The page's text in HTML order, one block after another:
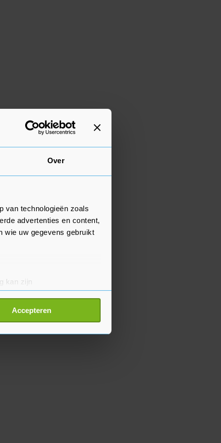
Over
van technologieën zoals
advertenties en content,
wie uw gegevens gebruikt
kan zijn
detailgedeelte
cookiepagina kun je
Accepteren